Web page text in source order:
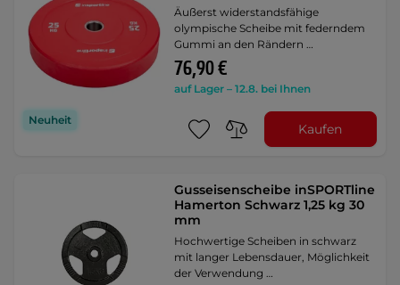
Neuheit
Äußerst widerstandsfähige
olympische Scheibe mit federndem
Gummi an den Rändern …
76,90 €
auf Lager – 12.8. bei Ihnen
Kaufen
Gusseisenscheibe inSPORTline
Hamerton Schwarz 1,25 kg 30
mm
Hochwertige Scheiben in schwarz
mit langer Lebensdauer, Möglichkeit
der Verwendung …